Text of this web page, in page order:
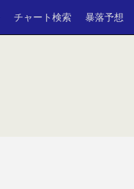
チャート検索 暴落予想